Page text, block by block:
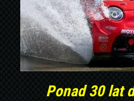
Ponad 30 lat